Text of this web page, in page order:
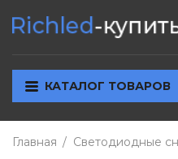
КАТАЛОГ ТОВАРОВ
Главная Светодиодные